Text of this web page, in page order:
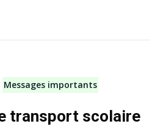
Messages importants
transport scolaire